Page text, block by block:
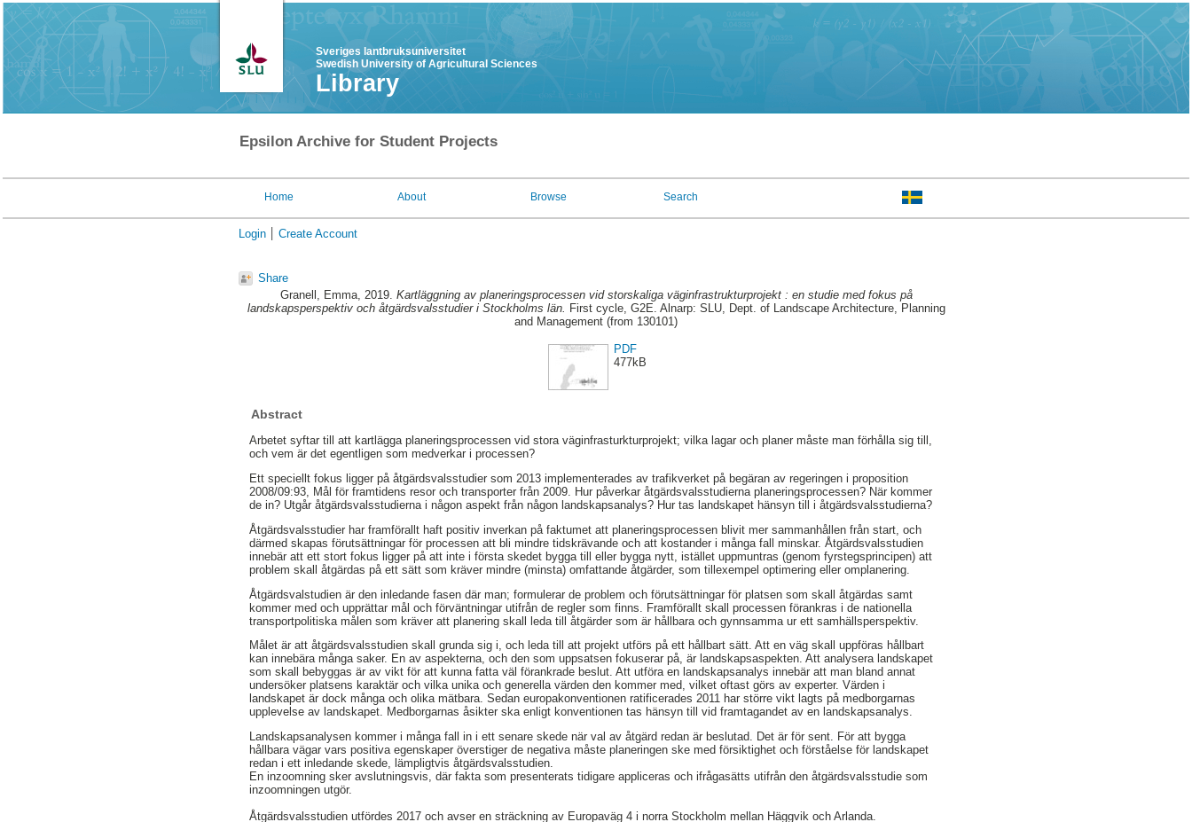
Sveriges lantbruksuniversitet
Swedish University of Agricultural Sciences
Library
Epsilon Archive for Student Projects
Home About Browse Search
Login Create Account
Share
Granell, Emma, 2019. Kartläggning av planeringsprocessen vid storskaliga väginfrastrukturprojekt : en studie med fokus på
landskapsperspektiv och åtgärdsvalsstudier i Stockholms län. First cycle, G2E. Alnarp: SLU, Dept. of Landscape Architecture, Planning
and Management (from 130101)
PDF
477kB
Abstract
Arbetet syftar till att kartlägga planeringsprocessen vid stora väginfrasturkturprojekt; vilka lagar och planer måste man förhålla sig till,
och vem är det egentligen som medverkar i processen?
Ett speciellt fokus ligger på åtgärdsvalsstudier som 2013 implementerades av trafikverket på begäran av regeringen i proposition
2008/09:93, Mål för framtidens resor och transporter från 2009. Hur påverkar åtgärdsvalsstudierna planeringsprocessen? När kommer
de in? Utgår åtgärdsvalsstudierna i någon aspekt från någon landskapsanalys? Hur tas landskapet hänsyn till i åtgärdsvalsstudierna?
Åtgärdsvalsstudier har framförallt haft positiv inverkan på faktumet att planeringsprocessen blivit mer sammanhållen från start, och
därmed skapas förutsättningar för processen att bli mindre tidskrävande och att kostander i många fall minskar. Åtgärdsvalsstudien
innebär att ett stort fokus ligger på att inte i första skedet bygga till eller bygga nytt, istället uppmuntras (genom fyrstegsprincipen) att
problem skall åtgärdas på ett sätt som kräver mindre (minsta) omfattande åtgärder, som tillexempel optimering eller omplanering.
Åtgärdsvalstudien är den inledande fasen där man; formulerar de problem och förutsättningar för platsen som skall åtgärdas samt
kommer med och upprättar mål och förväntningar utifrån de regler som finns. Framförallt skall processen förankras i de nationella
transportpolitiska målen som kräver att planering skall leda till åtgärder som är hållbara och gynnsamma ur ett samhällsperspektiv.
Målet är att åtgärdsvalsstudien skall grunda sig i, och leda till att projekt utförs på ett hållbart sätt. Att en väg skall uppföras hållbart
kan innebära många saker. En av aspekterna, och den som uppsatsen fokuserar på, är landskapsaspekten. Att analysera landskapet
som skall bebyggas är av vikt för att kunna fatta väl förankrade beslut. Att utföra en landskapsanalys innebär att man bland annat
undersöker platsens karaktär och vilka unika och generella värden den kommer med, vilket oftast görs av experter. Värden i
landskapet är dock många och olika mätbara. Sedan europakonventionen ratificerades 2011 har större vikt lagts på medborgarnas
upplevelse av landskapet. Medborgarnas åsikter ska enligt konventionen tas hänsyn till vid framtagandet av en landskapsanalys.
Landskapsanalysen kommer i många fall in i ett senare skede när val av åtgärd redan är beslutad. Det är för sent. För att bygga
hållbara vägar vars positiva egenskaper överstiger de negativa måste planeringen ske med försiktighet och förståelse för landskapet
redan i ett inledande skede, lämpligtvis åtgärdsvalsstudien.
En inzoomning sker avslutningsvis, där fakta som presenterats tidigare appliceras och ifrågasätts utifrån den åtgärdsvalsstudie som
inzoomningen utgör.
Åtgärdsvalsstudien utfördes 2017 och avser en sträckning av Europaväg 4 i norra Stockholm mellan Häggvik och Arlanda.